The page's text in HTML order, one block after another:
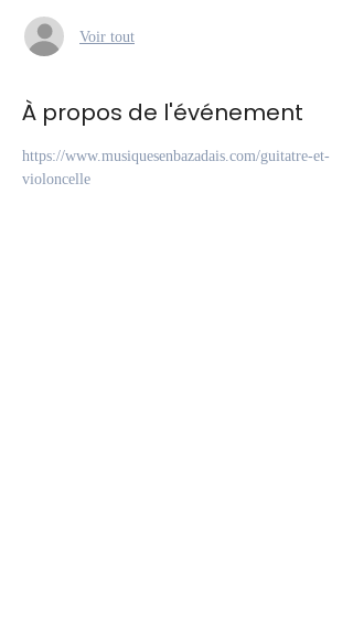
Voir tout
À propos de l'événement
https://www.musiquesenbazadais.com/guitatre-et-
violoncelle